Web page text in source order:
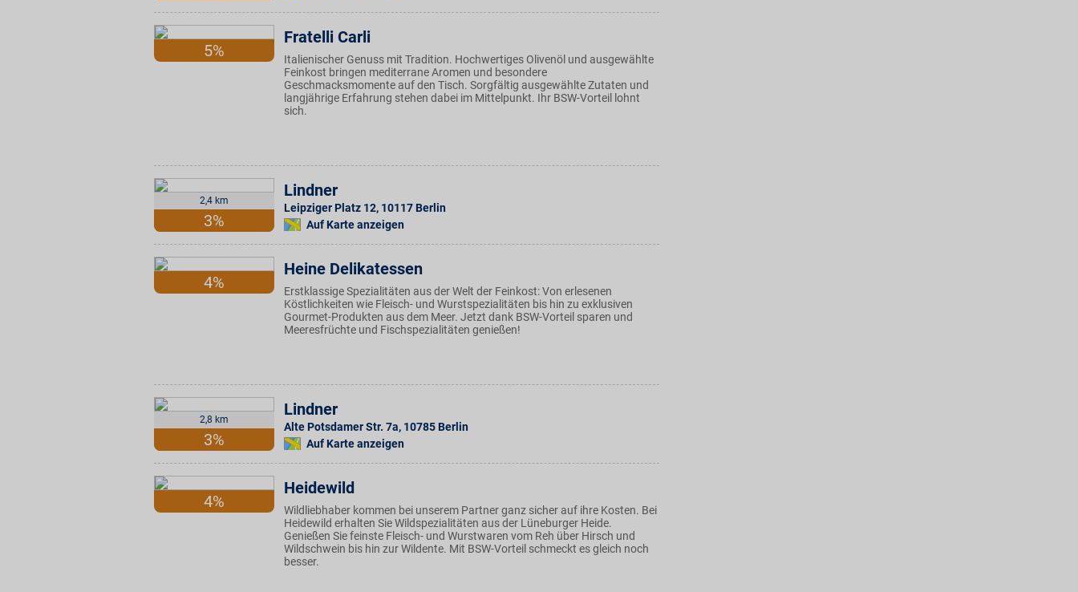
5%
Fratelli Carli
Italienischer Genuss mit Tradition. Hochwertiges Olivenöl und ausgewählte
Feinkost bringen mediterrane Aromen und besondere
Geschmacksmomente auf den Tisch. Sorgfältig ausgewählte Zutaten und
langjährige Erfahrung stehen dabei im Mittelpunkt. Ihr BSW-Vorteil lohnt
sich.
2,4 km
3%
Lindner
Leipziger Platz 12, 10117 Berlin
Auf Karte anzeigen
4%
Heine Delikatessen
Erstklassige Spezialitäten aus der Welt der Feinkost: Von erlesenen
Köstlichkeiten wie Fleisch- und Wurstspezialitäten bis hin zu exklusiven
Gourmet-Produkten aus dem Meer. Jetzt dank BSW-Vorteil sparen und
Meeresfrüchte und Fischspezialitäten genießen!
2,8 km
3%
Lindner
Alte Potsdamer Str. 7a, 10785 Berlin
Auf Karte anzeigen
4%
Heidewild
Wildliebhaber kommen bei unserem Partner ganz sicher auf ihre Kosten. Bei
Heidewild erhalten Sie Wildspezialitäten aus der Lüneburger Heide.
Genießen Sie feinste Fleisch- und Wurstwaren vom Reh über Hirsch und
Wildschwein bis hin zur Wildente. Mit BSW-Vorteil schmeckt es gleich noch
besser.